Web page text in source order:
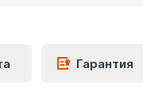
Гарантия